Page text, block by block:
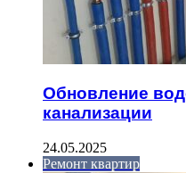
Обновление
канализации
24.05.2025
Ремонт квартир